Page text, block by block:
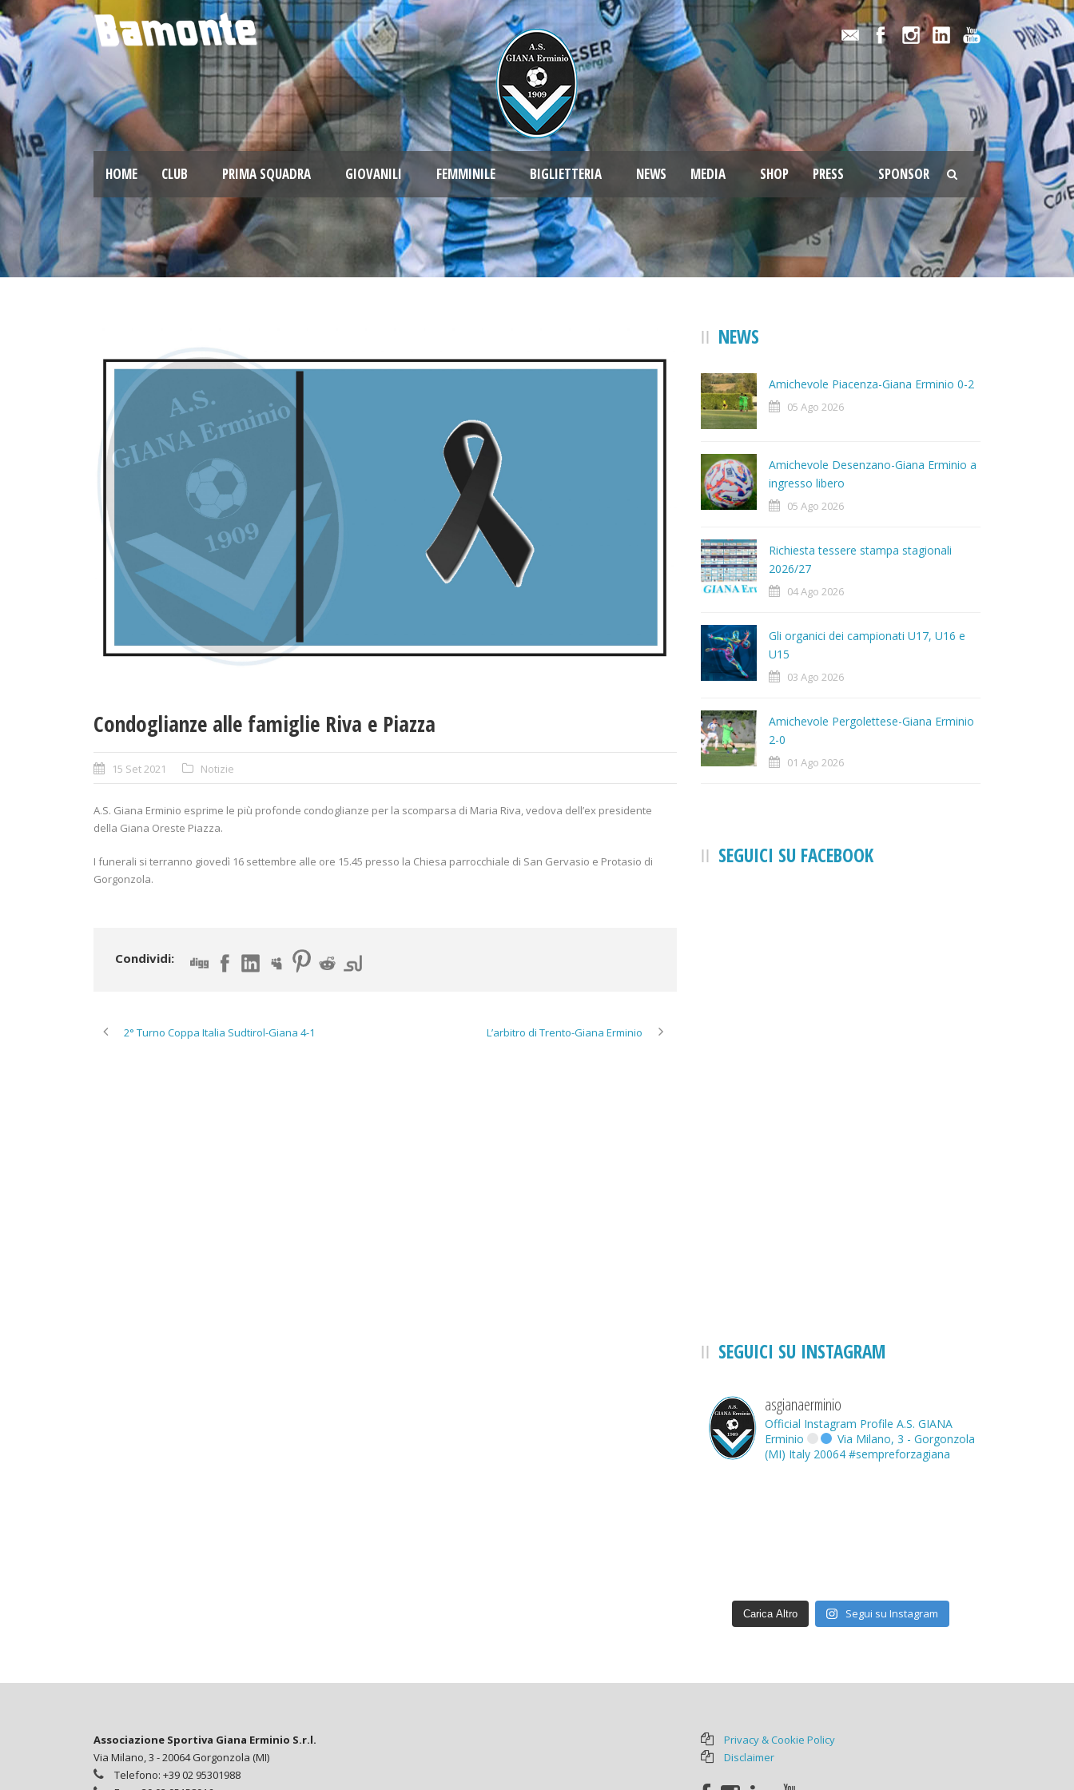
HOME CLUB PRIMA SQUADRA GIOVANILI FEMMINILE BIGLIETTERIA NEWS MEDIA SHOP PRESS SPONSOR
Condoglianze alle famiglie Riva e Piazza
15 Set 2021 Notizie
A.S. Giana Erminio esprime le più profonde condoglianze per la scomparsa di Maria Riva, vedova dell’ex presidente
della Giana Oreste Piazza.
I funerali si terranno giovedì 16 settembre alle ore 15.45 presso la Chiesa parrocchiale di San Gervasio e Protasio di
Gorgonzola.
Condividi:
2° Turno Coppa Italia Sudtirol-Giana 4-1 L’arbitro di Trento-Giana Erminio
NEWS
Amichevole Piacenza-Giana Erminio 0-2
05 Ago 2026
Amichevole Desenzano-Giana Erminio a
ingresso libero
05 Ago 2026
Richiesta tessere stampa stagionali
2026/27
04 Ago 2026
Gli organici dei campionati U17, U16 e
U15
03 Ago 2026
Amichevole Pergolettese-Giana Erminio
2-0
01 Ago 2026
SEGUICI SU FACEBOOK
SEGUICI SU INSTAGRAM
asgianaerminio
Official Instagram Profile A.S. GIANA
Erminio
Via Milano, 3 - Gorgonzola
(MI) Italy 20064 #sempreforzagiana
Carica Altro Segui su Instagram
Associazione Sportiva Giana Erminio S.r.l.
Via Milano, 3 - 20064 Gorgonzola (MI)
Telefono: +39 02 95301988
Privacy & Cookie Policy
Disclaimer